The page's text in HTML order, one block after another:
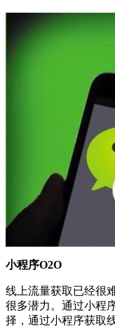
小程序O2O
线上流量获取已经很
很多潜力。通过小程
择，通过小程序获取